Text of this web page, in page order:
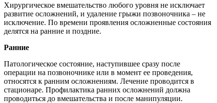
Хирургическое вмешательство любого уровня не исключает
развитие осложнений, и удаление грыжи позвоночника – не
исключение. По времени проявления осложненные состояния
делятся на ранние и поздние.
Ранние
Патологическое состояние, наступившее сразу после
операции на позвоночнике или в момент ее проведения,
относятся к ранним осложнениям. Лечение проводится в
стационаре. Профилактика ранних осложнений должна
проводиться до вмешательства и после манипуляции.